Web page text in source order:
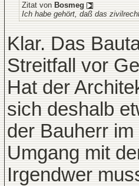
Zitat von Bosmeg
Ich habe gehört, daß das
Klar. Das
Streitfall vor
Hat der
sich deshalb
der Bauherr
Umgang mit
Irgendwer